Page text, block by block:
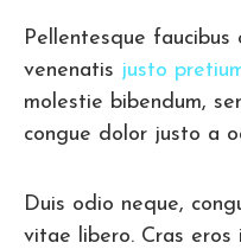
Pellentesque
venenatis justo
molestie bibendum,
congue dolor justo a
Duis odio neque,
vitae libero. Cras eros